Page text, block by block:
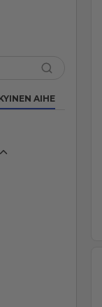
AIHE